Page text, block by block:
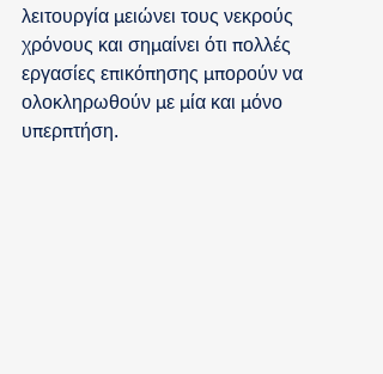
λειτουργία μειώνει τους νεκρούς
χρόνους και σημαίνει ότι πολλές
εργασίες επικόπησης μπορούν να
ολοκληρωθούν με μία και μόνο
υπερπτήση.